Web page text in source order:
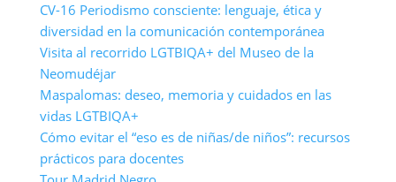
CV-16 Periodismo consciente: lenguaje, ética y
diversidad en la comunicación contemporánea
Visita al recorrido LGTBIQA+ del Museo de la
Neomudéjar
Maspalomas: deseo, memoria y cuidados en las
vidas LGTBIQA+
Cómo evitar el “eso es de niñas/de niños”: recursos
prácticos para docentes